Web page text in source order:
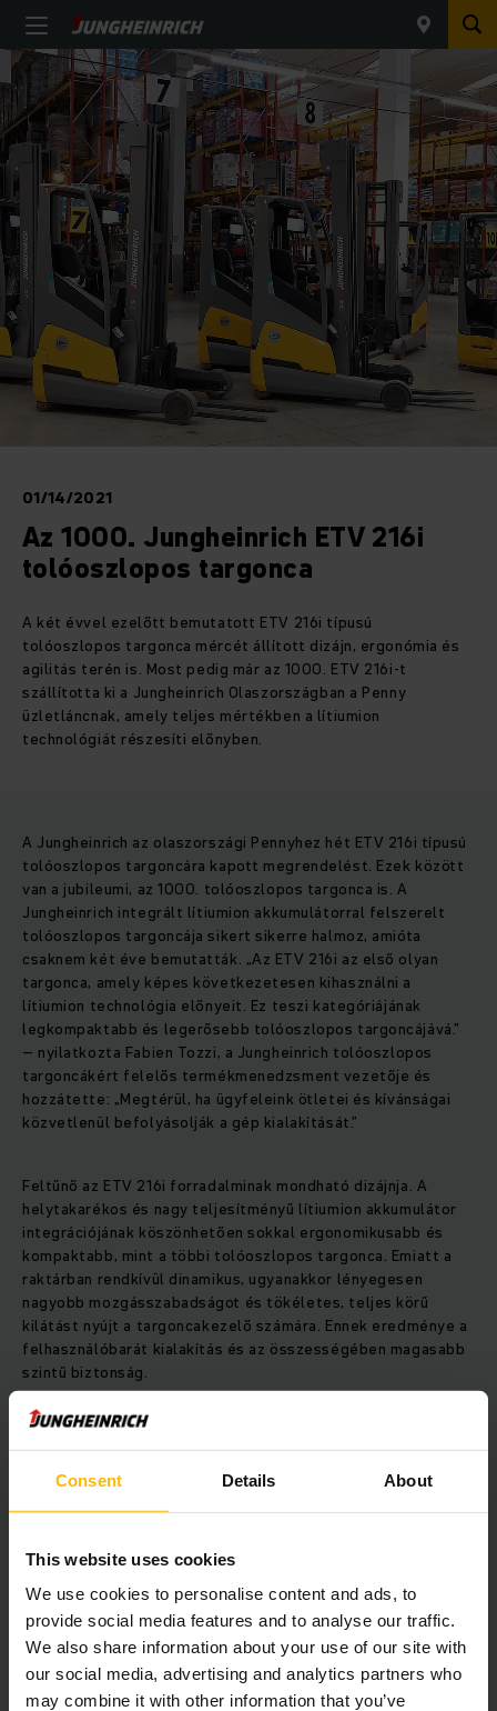
Consent Details About
This website uses cookies
We use cookies to personalise content and ads, to
provide social media features and to analyse our traffic.
We also share information about your use of our site with
our social media, advertising and analytics partners who
may combine it with other information that you’ve
01/14/2021
Az 1000. Jungheinrich ETV 216i
tolóoszlopos targonca
A két évvel ezelőtt bemutatott ETV 216i típusú
tolóoszlopos targonca mércét állított dizájn, ergonómia és
agilitás terén is. Most pedig már az 1000. ETV 216i-t
szállította ki a Jungheinrich Olaszországban a Penny
üzletláncnak, amely teljes mértékben a lítiumion
technológiát részesíti előnyben.
A Jungheinrich az olaszországi Pennyhez hét ETV 216i típusú
tolóoszlopos targoncára kapott megrendelést. Ezek között
van a jubileumi, az 1000. tolóoszlopos targonca is. A
Jungheinrich integrált lítiumion akkumulátorral felszerelt
tolóoszlopos targoncája sikert sikerre halmoz, amióta
csaknem két éve bemutatták. „Az ETV 216i az első olyan
targonca, amely képes következetesen kihasználni a
lítiumion technológia előnyeit. Ez teszi kategóriájának
legkompaktabb és legerősebb tolóoszlopos targoncájává.”
– nyilatkozta Fabien Tozzi, a Jungheinrich tolóoszlopos
targoncákért felelős termékmenedzsment vezetője és
hozzátette: „Megtérül, ha ügyfeleink ötletei és kívánságai
közvetlenül befolyásolják a gép kialakítását.”
Feltűnő az ETV 216i forradalminak mondható dizájnja. A
helytakarékos és nagy teljesítményű lítiumion akkumulátor
integrációjának köszönhetően sokkal ergonomikusabb és
kompaktabb, mint a többi tolóoszlopos targonca. Emiatt a
raktárban rendkívül dinamikus, ugyanakkor lényegesen
nagyobb mozgásszabadságot és tökéletes, teljes körű
kilátást nyújt a targoncakezelő számára. Ennek eredménye a
felhasználóbarát kialakítás és az összességében magasabb
szintű biztonság.
minden eddiginél magasabb. A karnak és a lábnak nagyobb
helyet kínál, a megemelt ülésnek köszönhetően pedig a
változás csak a terjedelmes akkumulátortálca elhagyása
Az akkumulátor integrálásával a kialakítás sokkal
funkcionálisabb, mind a kezelő kényelme, mind a
teljesítmény szempontjából.”